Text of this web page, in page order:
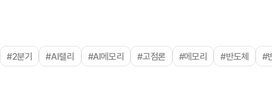
#2분기 #AI랠리 #AI메모리 #고점론 #메모리 #반도체 #